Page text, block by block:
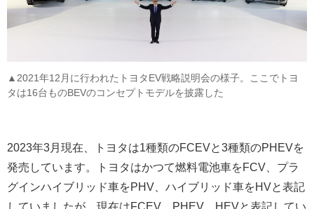
▲2021年12月に行われたトヨタEV戦略説明会の様子。ここでトヨ
タは16台ものBEVのコンセプトモデルを披露した
2023年3月現在、トヨタは1種類のFCEVと3種類のPHEVを
発売しています。トヨタはかつて燃料電池車をFCV、プラ
グインハイブリッド車をPHV、ハイブリッド車をHVと表記
していましたが、現在はFCEV、PHEV、HEVと表記してい